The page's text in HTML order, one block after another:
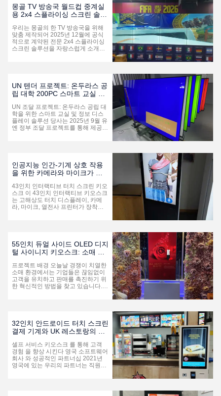
65인치선택적인 모델4K UHD 해상
도, 용량 터치 및 네이티브 윈도 시스
템, 완전히 지원 클라이언트의 독점
소프트웨어 공공 정보 조회 및 경복
군인 및 여성의 엄숙한 기념.,안전하
고 확장 가능한 솔루션은 우크라이나
의 투명한 통치, 공공 서비스 및 ...
몽골 TV 방송국 월드컵 중계실
용 2x4 스플라이싱 스크린 솔루
우리는 몽골의 한 TV 방송국을 위해
맞춤 제작되어 2025년 12월에 공식
적으로 계약된 전문 2x4 스플라이싱
스크린 솔루션을 자랑스럽게 소개합
각적 경험을 제공하는 데 전념하고 있
습니다. 이 솔루션은 고품질 스플라이
싱 스크린, 전면 유지보수 브래킷, 테
마 디자인 요소를 통합하여 월드컵 라
이브 방송의 높은 수준의 시각적 및
실용적 요구 사항을 완벽하게 충족하
며 고객으로부터 높은 인정과 ...
UN 텐더 프로젝트: 온두라스 공
립 대학 200PC 스마트 교실 및
UN 조달 프로젝트: 온두라스 공립 대
학을 위한 스마트 교실 및 정보 디스
플레이 솔루션 당사는 2025년 9월 유
엔 정부 조달 프로젝트를 통해 제공된
다. 이 프로젝트는 온두라스의 한 공
립 대학에 공식적으로 배포 및 구현되
어, 캠퍼스 교육 및 정보 통신을 현대
화하기 위한 안정적이고 고성능의 대
화형 교육용 디스플레이와 디지털 사
이니지를 제공합니다. 일상적인 교육
시나리오를 위해 설계된 이 장치...
인공지능 인간-기계 상호 작용
을 위한 카메라와 마이크가 있
43인치 인터랙티브 터치 스크린 키오
스크 이 43인치 인터랙티브 키오스크
는 고해상도 터치 디스플레이, 카메
라, 마이크, 열전사 프린터가 장착된
웨어와의 통합을 지원하여 가상 아바
타 또는 디지털 비서가 화면에 나타나
승객에게 실시간 답변이나 안내를 제
공할 수 있습니다. 이는 공공 장소에
서 매력적이고 지능적이며 사용자 친
화적인 경험을 만들어냅니다. 이 시스
템은 Android 및 Windows ...
55인치 듀얼 사이드 OLED 디지
털 사이니지 키오스크: 소매 경
프로젝트 배경 오늘날 경쟁이 치열한
소매 환경에서는 기업들은 끊임없이
고객을 유치하고 판매를 촉진하기 위
한 혁신적인 방법을 찾고 있습니다.디
장품 소매점들을 위해 특별히 설계된
최첨단 55인치 양면 OLED 디지털 사
이니지 키오스크를 개발했습니다. 하
드웨어 구성 최적의 성능과 시각적 효
과를 보장하기 위해 키오스크는 다음
과 같은 최첨단 하드웨어를 통합합니
다. 고해상도 OLED 디스플레이: 생동
감 넘치...
32인치 안드로이드 터치 스크린
결제 기계와 UK 레스토랑의 메
셀프 서비스 키오스크 를 통해 고객
경험 을 향상 시킨다 영국 소프트웨어
회사 와 성공적인 파트너십 2021년
영국에 있는 우리의 파트너는 직원들